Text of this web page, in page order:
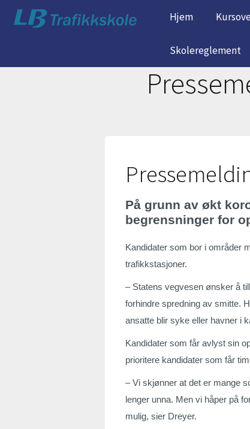
Hjem
Skolereglement
På grunn av økt
begrensninger for
Kandidater som bor i områder
trafikkstasjoner.
– Statens vegvesen ønsker å
forhindre spredning av smitte.
ansatte blir syke eller havner i
Kandidater som får avlyst sin
prioritere kandidater som får
– Vi skjønner at det er mange
lenger unna. Men vi håper på
mulig, sier Dreyer.